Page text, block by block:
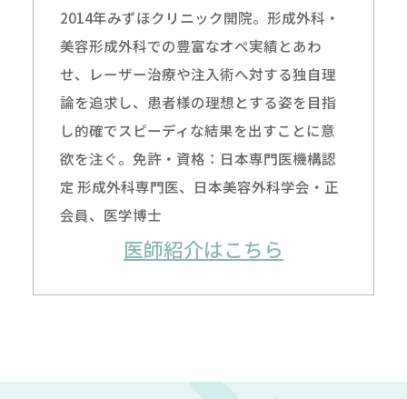
2014年みずほクリニック開院。形成外科・
美容形成外科での豊富なオペ実績とあわ
せ、レーザー治療や注入術へ対する独自理
論を追求し、患者様の理想とする姿を目指
し的確でスピーディな結果を出すことに意
欲を注ぐ。免許・資格：日本専門医機構認
定 形成外科専門医、日本美容外科学会・正
会員、医学博士
医師紹介はこちら